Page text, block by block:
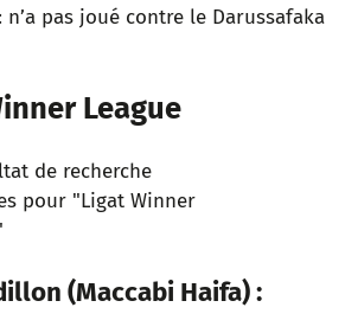
pas joué contre le Darussafaka
League
(Maccabi Haifa) :